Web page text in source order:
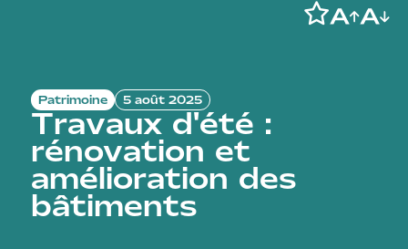
Patrimoine 5 août 2025
Travaux d'été :
rénovation et
amélioration des
bâtiments